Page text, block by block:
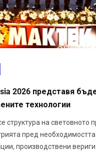
2026 представя
технологии
структура на световното
пред
производствени